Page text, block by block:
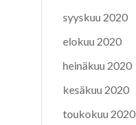
syyskuu 2020
elokuu 2020
heinäkuu 2020
kesäkuu 2020
toukokuu 2020